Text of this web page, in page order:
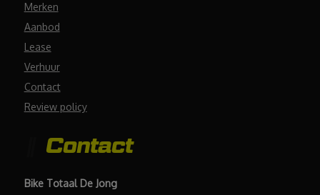
Merken
Aanbod
Lease
Verhuur
Contact
Review policy
Contact
Bike Totaal De Jong